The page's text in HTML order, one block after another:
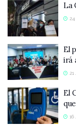
La
El
irá
21
El
16